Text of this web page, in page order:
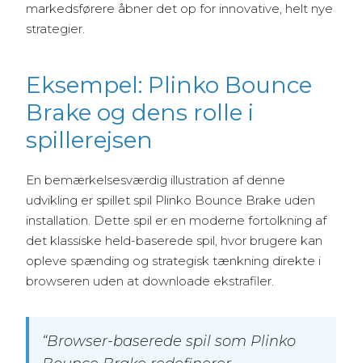
markedsførere åbner det op for innovative, helt nye
strategier.
Eksempel: Plinko Bounce
Brake og dens rolle i
spillerejsen
En bemærkelsesværdig illustration af denne
udvikling er spillet spil Plinko Bounce Brake uden
installation. Dette spil er en moderne fortolkning af
det klassiske held-baserede spil, hvor brugere kan
opleve spænding og strategisk tænkning direkte i
browseren uden at downloade ekstrafiler.
“Browser-baserede spil som Plinko